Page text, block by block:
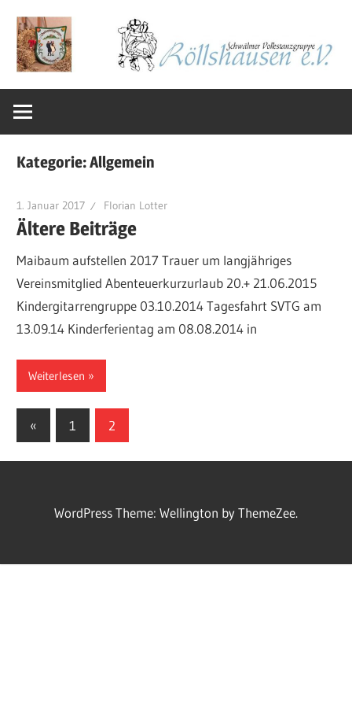
Inhalt
springen
Schwälmer
Kategorie:Allgemein
1. Januar 2017 Florian Lotter
Ältere Beiträge
Maibaum aufstellen 2017 Trauer um langjähriges
Vereinsmitglied Abenteuerkurzurlaub 20.+ 21.06.2015
Kindergitarrengruppe 03.10.2014 Tagesfahrt SVTG am
13.09.14 Kinderferientag am 08.08.2014 in
Weiterlesen
Beitragsnavigation
« Vorherige
Beiträge
1 2
WordPress Theme: Wellington by ThemeZee.